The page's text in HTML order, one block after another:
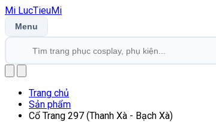
Mi LucTieuMi
Menu
Trang chủ
Sản phẩm
Cổ Trang 297 (Thanh Xà - Bạch Xà)